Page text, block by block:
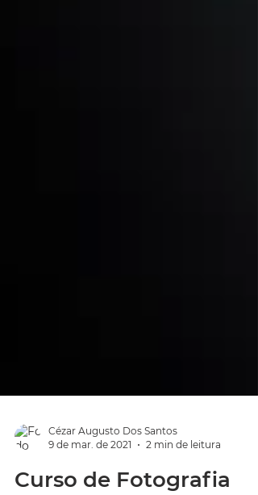
9 de mar. de 2021
2 min de leitura